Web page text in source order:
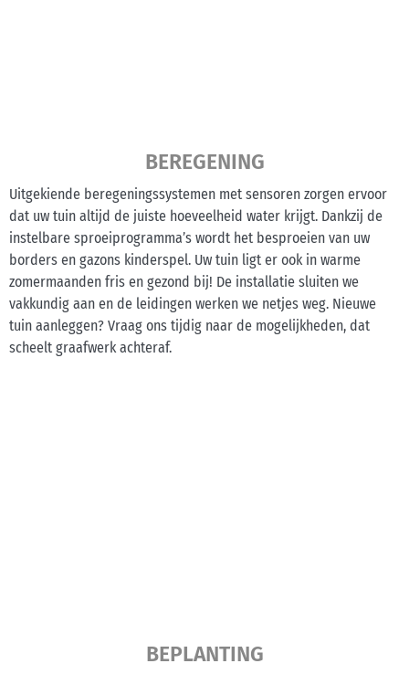
BEREGENING
Uitgekiende beregeningssystemen met sensoren zorgen ervoor
dat uw tuin altijd de juiste hoeveelheid water krijgt. Dankzij de
instelbare sproeiprogramma’s wordt het besproeien van uw
borders en gazons kinderspel. Uw tuin ligt er ook in warme
zomermaanden fris en gezond bij! De installatie sluiten we
vakkundig aan en de leidingen werken we netjes weg. Nieuwe
tuin aanleggen? Vraag ons tijdig naar de mogelijkheden, dat
scheelt graafwerk achteraf.
BEPLANTING